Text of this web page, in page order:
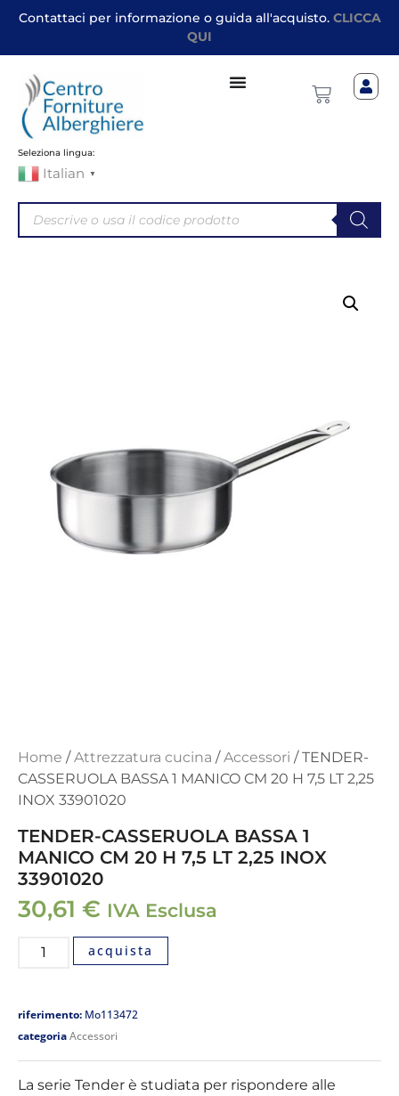
Contattaci per informazione o guida all'acquisto. CLICCA
QUI
Seleziona lingua:
Italian ▼
Home /Attrezzatura cucina /Accessori / TENDER-
CASSERUOLA BASSA 1 MANICO CM 20 H 7,5 LT 2,25
INOX 33901020
TENDER-CASSERUOLA BASSA 1
MANICO CM 20 H 7,5 LT 2,25 INOX
33901020
30,61 € IVA Esclusa
acquista
riferimento: Mo113472
categoriaAccessori
La serie Tender è studiata per rispondere alle